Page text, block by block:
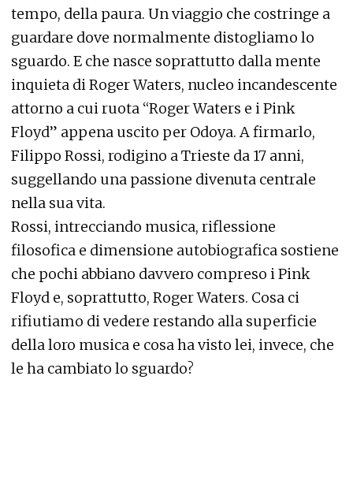
tempo, della paura. Un viaggio che costringe a
guardare dove normalmente distogliamo lo
sguardo. E che nasce soprattutto dalla mente
inquieta di Roger Waters, nucleo incandescente
attorno a cui ruota “Roger Waters e i Pink
Floyd” appena uscito per Odoya. A firmarlo,
Filippo Rossi, rodigino a Trieste da 17 anni,
suggellando una passione divenuta centrale
nella sua vita.
Rossi, intrecciando musica, riflessione
filosofica e dimensione autobiografica sostiene
che pochi abbiano davvero compreso i Pink
Floyd e, soprattutto, Roger Waters. Cosa ci
rifiutiamo di vedere restando alla superficie
della loro musica e cosa ha visto lei, invece, che
le ha cambiato lo sguardo?